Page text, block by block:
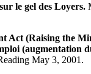
le gel des Loyers.
Act (Raising the
(augmentation
May 3, 2001.